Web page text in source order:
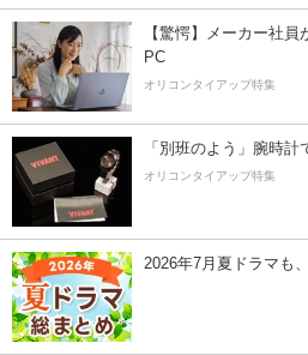
【驚愕】メーカー社
PC
オリコンタイアップ特集
「別班のよう」腕時
オリコンタイアップ特集
2026年7月夏ドラマも